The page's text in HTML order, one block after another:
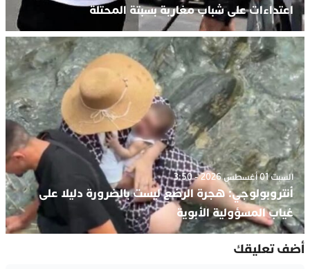
اعتداءات على شباب مغاربة بسبتة المحتلة
السبت 01 أغسطس 2026 - 3:50
أنتروبولوجي: هجرة الرضع ليست بالضرورة دليلا على
غياب المسؤولية الأبوية
أضف تعليقك